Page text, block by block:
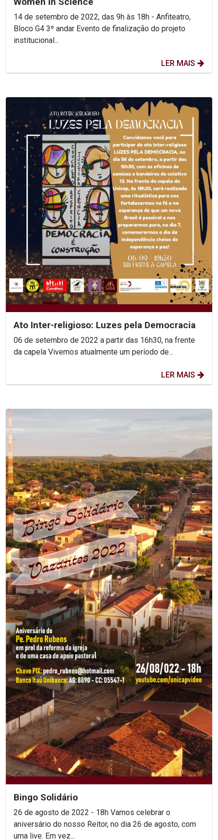
14 de setembro de 2022, das 9h às 18h - Anfiteatro,
Bloco G4 3º andar Evento de finalização do projeto
institucional...
LER MAIS
Ato Inter-religioso: Luzes pela Democracia
06 de setembro de 2022 a partir das 16h30, na frente
da capela Vivemos atualmente um período de...
LER MAIS
Bingo Solidário
26 de agosto de 2022 - 18h Vamos celebrar o
aniversário do nosso Reitor, no dia 26 de agosto, com
uma live. Em vez...